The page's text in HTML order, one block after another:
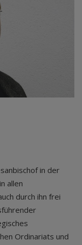
in der
allen
durch ihn frei
Ordinariats und